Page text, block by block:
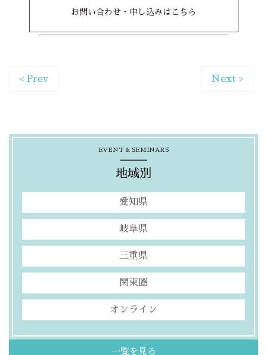
お問い合わせ・申し込みはこちら
< Prev Next >
EVENT & SEMINARS
地域別
愛知県
岐阜県
三重県
関東圏
オンライン
一覧を見る